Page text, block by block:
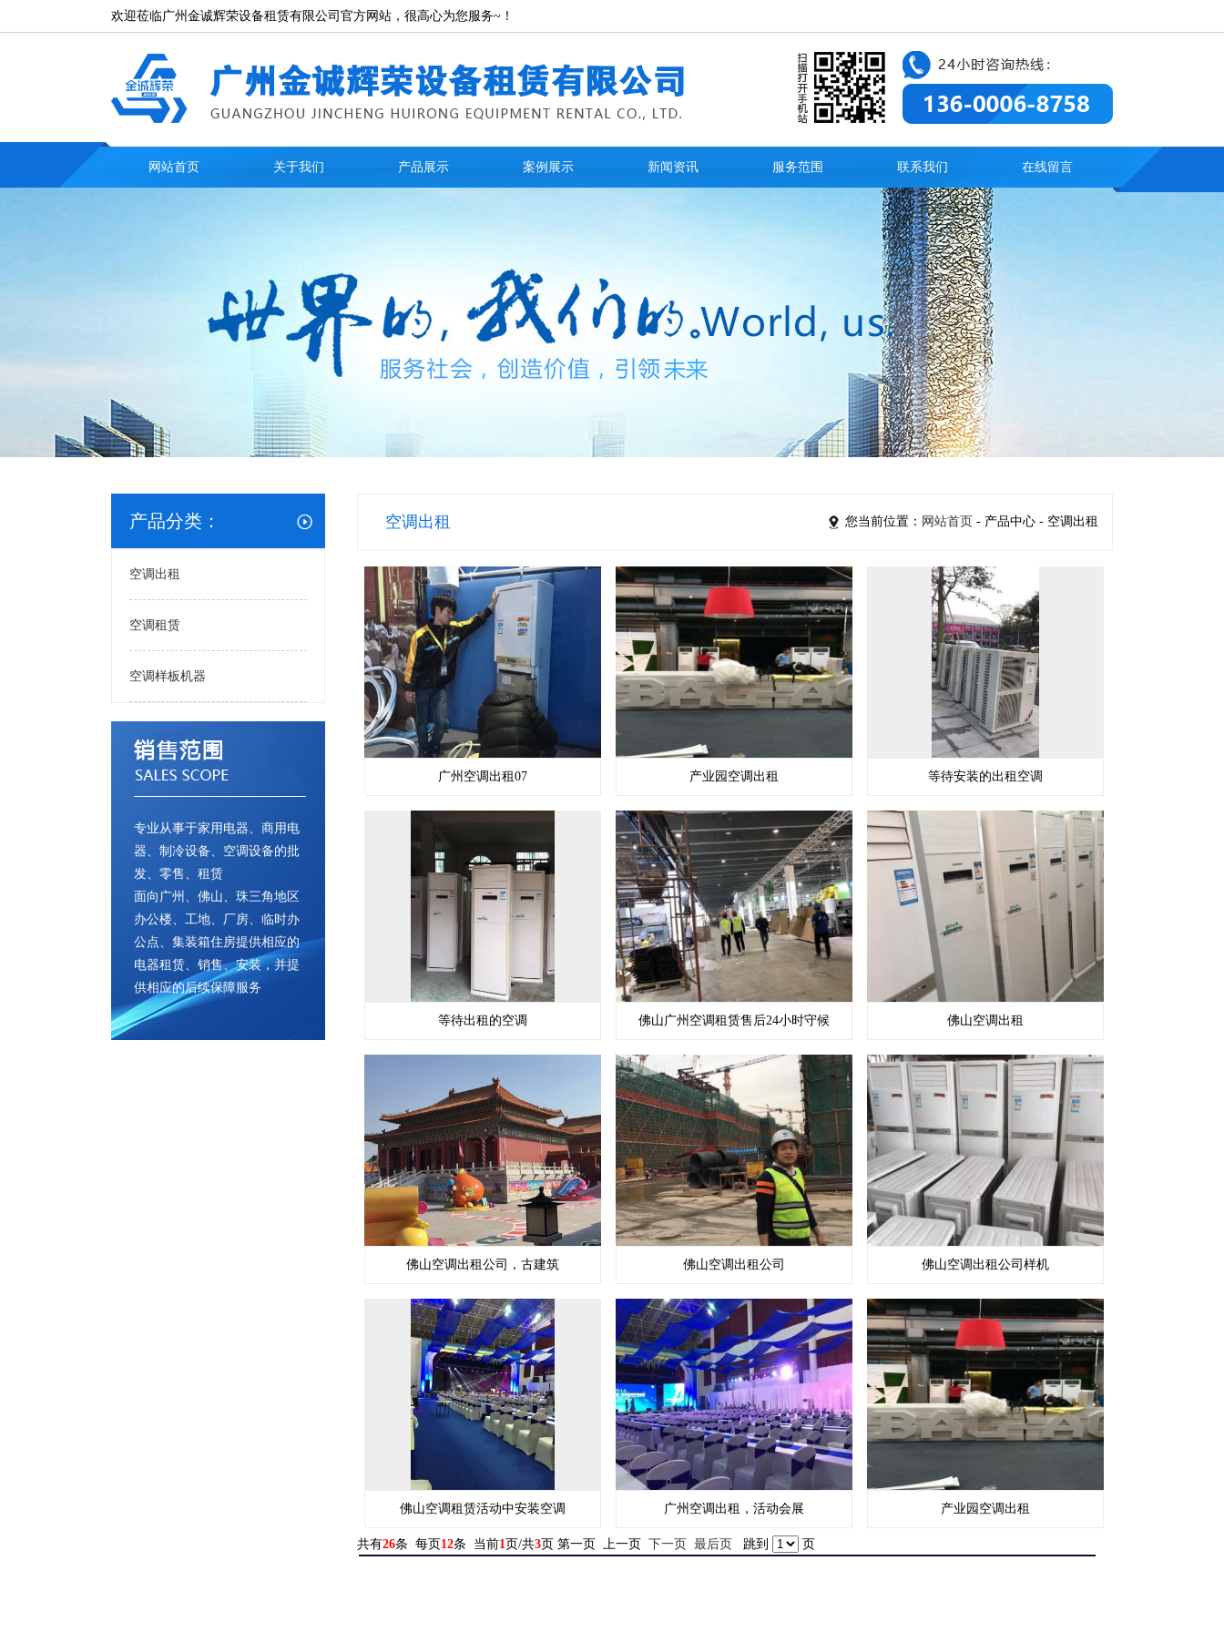
欢迎莅临广州金诚辉荣设备租赁有限公司官方网站，很高心为您服务~！
网站首页 关于我们 产品展示 案例展示 新闻资讯 服务范围 联系我们 在线留言
产品分类：
空调出租
空调租赁
空调样板机器
专业从事于家用电器、商用电
器、制冷设备、空调设备的批
发、零售、租赁
面向广州、佛山、珠三角地区
办公楼、工地、厂房、临时办
公点、集装箱住房提供相应的
电器租赁、销售、安装，并提
供相应的后续保障服务
空调出租 您当前位置： 网站首页 - 产品中心 - 空调出租
广州空调出租07 产业园空调出租 等待安装的出租空调
等待出租的空调 佛山广州空调租赁售后24小时守候 佛山空调出租
佛山空调出租公司，古建筑 佛山空调出租公司 佛山空调出租公司样机
佛山空调租赁活动中安装空调 广州空调出租，活动会展 产业园空调出租
共有26条 每页12条 当前1页/共3页 第一页 上一页 下一页 最后页 跳到 页